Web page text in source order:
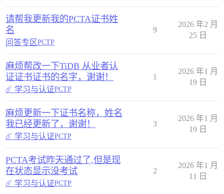
请帮我更新我的PCTA证书姓
名
问答专区PCTP
9
2026 年2 月
25 日
麻烦帮改一下TiDB 从业者认
证证书证书的名字，谢谢！
☄️ 学习与认证PCTP
1
2026 年1 月
19 日
麻烦更新一下证书名称，姓名
我已经更新了，谢谢！
☄️ 学习与认证PCTP
3
2026 年1 月
19 日
PCTA考试昨天通过了,但是现
在状态显示没考试
☄️ 学习与认证PCTP
2
2026 年1 月
11 日